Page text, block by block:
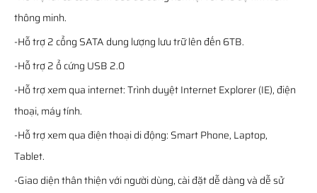
thông minh.
-Hỗ trợ 2 cổng SATA dung lượng lưu trữ lên đến 6TB.
-Hỗ trợ 2 ổ cứng USB 2.0
-Hỗ trợ xem qua internet: Trình duyệt Internet Explorer (IE), điện
thoại, máy tính.
-Hỗ trợ xem qua điện thoại di động: Smart Phone, Laptop,
Tablet.
-Giao diện thân thiện với người dùng, cài đặt dễ dàng và dễ sử